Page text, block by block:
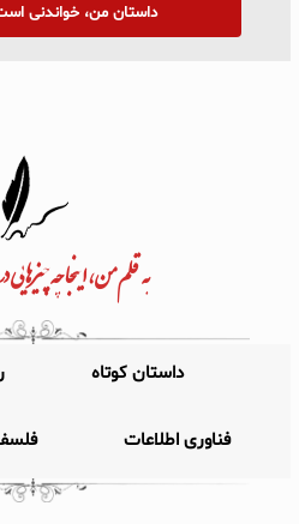
داستان من، خواندنی
به قلم من، اینجا چه
داستان کوتاه
فناوری اطلاعات